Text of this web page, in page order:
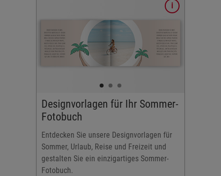
Designvorlagen für Ihr Sommer-
Fotobuch
Entdecken Sie unsere Designvorlagen für
Sommer, Urlaub, Reise und Freizeit und
gestalten Sie ein einzigartiges Sommer-
Fotobuch.